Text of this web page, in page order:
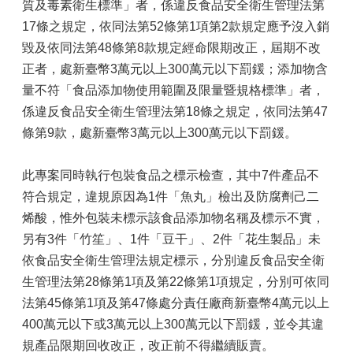
質及毒素衛生標準」者，係違反食品安全衛生管理法第
17條之規定，依同法第52條第1項第2款規定應予沒入銷
毀及依同法第48條第8款規定經命限期改正，屆期不改
正者，處新臺幣3萬元以上300萬元以下罰鍰；添加物含
量不符「食品添加物使用範圍及限量暨規格標準」者，
係違反食品安全衛生管理法第18條之規定，依同法第47
條第9款，處新臺幣3萬元以上300萬元以下罰鍰。
此專案同時執行包裝食品之標示檢查，其中7件產品不
符合規定，違規原因為1件「魚丸」檢出及防腐劑己二
烯酸，惟外包裝未標示該食品添加物名稱及標示不實，
另有3件「竹笙」、1件「豆干」、2件「花生製品」未
依食品安全衛生管理法規定標示，分別違反食品安全衛
生管理法第28條第1項及第22條第1項規定，分別可依同
法第45條第1項及第47條處分責任廠商新臺幣4萬元以上
400萬元以下或3萬元以上300萬元以下罰鍰，並令其違
規產品限期回收改正，改正前不得繼續販賣。